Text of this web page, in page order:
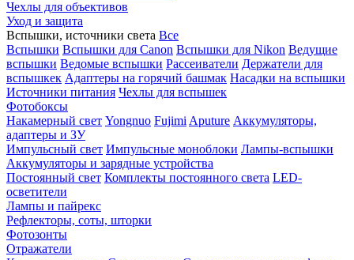
Чехлы для объективов
Уход и защита
Вспышки, источники света Все
Вспышки Вспышки для Canon Вспышки для Nikon Ведущие
вспышки Ведомые вспышки Рассеиватели Держатели для
вспышкек Адаптеры на горячий башмак Насадки на вспышки
Источники питания Чехлы для вспышек
Фотобоксы
Накамерный свет Yongnuo Fujimi Aputure Аккумуляторы,
адаптеры и ЗУ
Импульсный свет Импульсные моноблоки Лампы-вспышки
Аккумуляторы и зарядные устройства
Постоянный свет Комплекты постоянного света LED-
осветители
Лампы и пайрекс
Рефлекторы, соты, шторки
Фотозонты
Отражатели